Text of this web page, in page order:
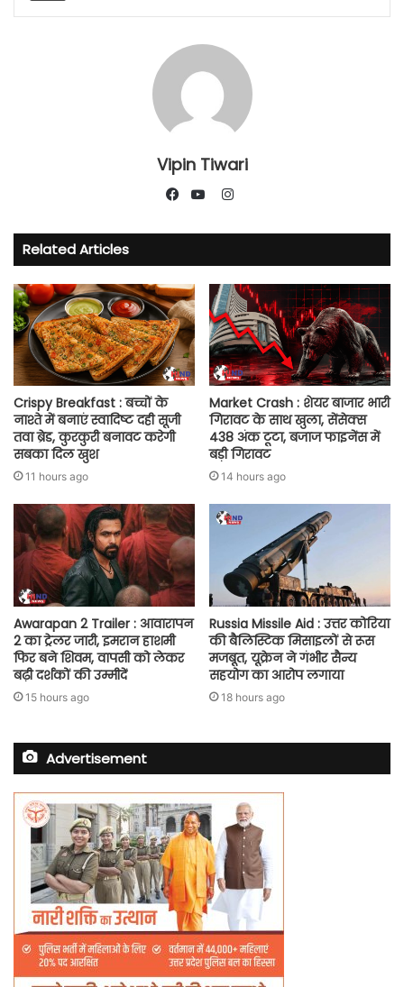
Vipin Tiwari
Instagram
Related Articles
Crispy Breakfast : बच्चों के
नाश्ते में बनाएं स्वादिष्ट दही सूजी
तवा ब्रेड, कुरकुरी बनावट करेगी
सबका दिल खुश
11 hours ago
Market Crash : शेयर बाजार भारी
गिरावट के साथ खुला, सेंसेक्स
438 अंक टूटा, बजाज फाइनेंस में
बड़ी गिरावट
14 hours ago
Awarapan 2 Trailer : आवारापन
2 का ट्रेलर जारी, इमरान हाशमी
फिर बने शिवम, वापसी को लेकर
बढ़ी दर्शकों की उम्मीदें
15 hours ago
Russia Missile Aid : उत्तर कोरिया
की बैलिस्टिक मिसाइलों से रूस
मजबूत, यूक्रेन ने गंभीर सैन्य
सहयोग का आरोप लगाया
18 hours ago
Advertisement